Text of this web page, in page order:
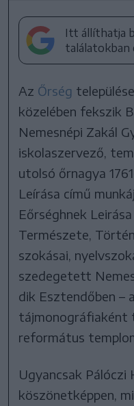
Itt állíthatja
találatokban
Az Őrség
közelében fekszik
Nemesnépi Zakál
iskolaszervező,
utolsó őrnagya
Leírása című
Eőrséghnek
Természete,
szokásai,
szedegetett
dik Esztendőben –
tájmonográfiaként
református
Ugyancsak
köszönetképpen,